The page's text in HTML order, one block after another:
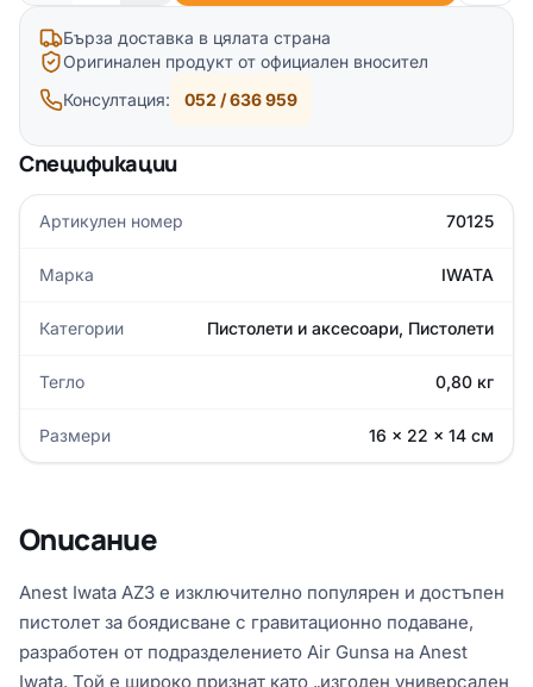
Бърза доставка в цялата страна
Оригинален продукт от официален вносител
Консултация:
052 / 636 959
Спецификации
Артикулен номер 70125
Марка IWATA
Категории Пистолети и аксесоари, Пистолети
Тегло 0,80 кг
Размери 16 × 22 × 14 см
Описание
Anest Iwata AZ3 е изключително популярен и достъпен
пистолет за боядисване с гравитационно подаване,
разработен от подразделението Air Gunsa на Anest
Iwata. Той е широко признат като „изгоден универсален